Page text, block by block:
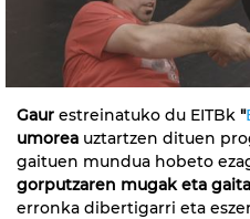
Gaur estreinatuko du EITBk "
umorea uztartzen dituen
gaituen mundua hobeto
gorputzaren mugak eta
erronka dibertigarri eta